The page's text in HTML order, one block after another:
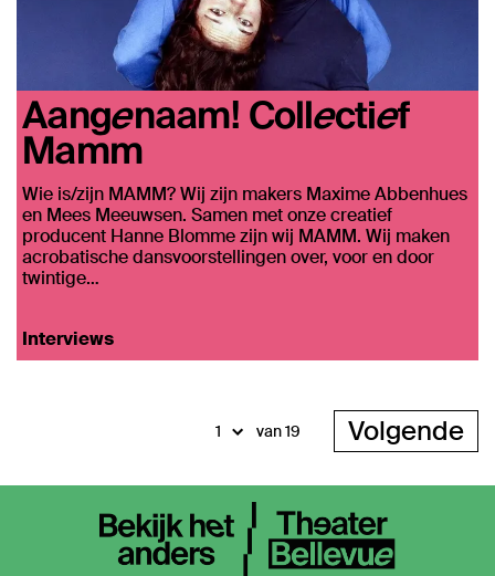
Aangenaam! Collectief
Mamm
Wie is/zijn MAMM? Wij zijn makers Maxime Abbenhues
en Mees Meeuwsen. Samen met onze creatief
producent Hanne Blomme zijn wij MAMM. Wij maken
acrobatische dansvoorstellingen over, voor en door
twintige…
Interviews
van 19 Volgende